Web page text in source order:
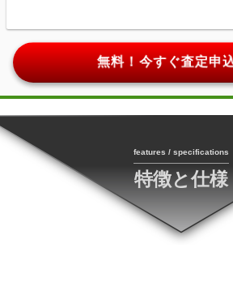
無料！今すぐ査定申
features / specifications
特徴と仕様